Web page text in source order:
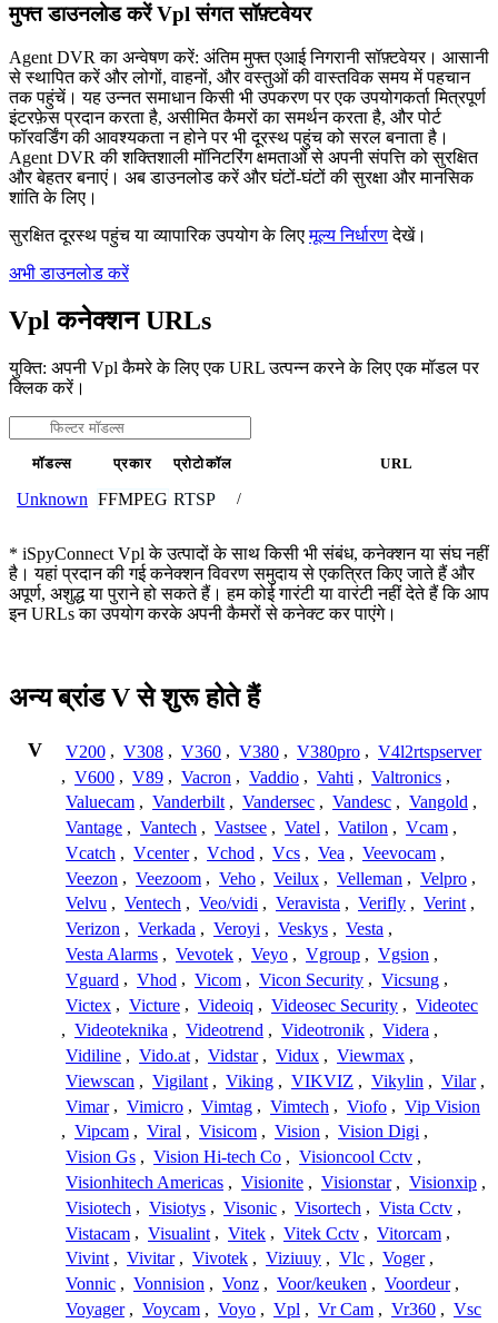
मुफ्त डाउनलोड करें Vpl संगत सॉफ़्टवेयर
Agent DVR का अन्वेषण करें: अंतिम मुफ्त एआई निगरानी सॉफ़्टवेयर। आसानी
से स्थापित करें और लोगों, वाहनों, और वस्तुओं की वास्तविक समय में पहचान
तक पहुंचें। यह उन्नत समाधान किसी भी उपकरण पर एक उपयोगकर्ता मित्रपूर्ण
इंटरफ़ेस प्रदान करता है, असीमित कैमरों का समर्थन करता है, और पोर्ट
फॉरवर्डिंग की आवश्यकता न होने पर भी दूरस्थ पहुंच को सरल बनाता है।
Agent DVR की शक्तिशाली मॉनिटरिंग क्षमताओं से अपनी संपत्ति को सुरक्षित
और बेहतर बनाएं। अब डाउनलोड करें और घंटों-घंटों की सुरक्षा और मानसिक
शांति के लिए।
सुरक्षित दूरस्थ पहुंच या व्यापारिक उपयोग के लिएमूल्य निर्धारणदेखें।
अभी डाउनलोड करें
Vpl कनेक्शन URLs
युक्ति: अपनी Vpl कैमरे के लिए एक URL उत्पन्न करने के लिए एक मॉडल पर
क्लिक करें।
मॉडल्स प्रकार प्रोटोकॉल URL
Unknown FFMPEG RTSP /
* iSpyConnect Vpl के उत्पादों के साथ किसी भी संबंध, कनेक्शन या संघ नहीं
है। यहां प्रदान की गई कनेक्शन विवरण समुदाय से एकत्रित किए जाते हैं और
अपूर्ण, अशुद्ध या पुराने हो सकते हैं। हम कोई गारंटी या वारंटी नहीं देते हैं कि आप
इन URLs का उपयोग करके अपनी कैमरों से कनेक्ट कर पाएंगे।
अन्य ब्रांड V से शुरू होते हैं
V V200 , V308 , V360 , V380 , V380pro , V4l2rtspserver
, V600 , V89 , Vacron , Vaddio , Vahti , Valtronics ,
Valuecam , Vanderbilt , Vandersec , Vandesc , Vangold ,
Vantage , Vantech , Vastsee , Vatel , Vatilon , Vcam ,
Vcatch , Vcenter , Vchod , Vcs , Vea , Veevocam ,
Veezon , Veezoom , Veho , Veilux , Velleman , Velpro ,
Velvu , Ventech , Veo/vidi , Veravista , Verifly , Verint ,
Verizon , Verkada , Veroyi , Veskys , Vesta ,
Vesta Alarms , Vevotek , Veyo , Vgroup , Vgsion ,
Vguard , Vhod , Vicom , Vicon Security , Vicsung ,
Victex , Victure , Videoiq , Videosec Security , Videotec
, Videoteknika , Videotrend , Videotronik , Videra ,
Vidiline , Vido.at , Vidstar , Vidux , Viewmax ,
Viewscan , Vigilant , Viking , VIKVIZ , Vikylin , Vilar ,
Vimar , Vimicro , Vimtag , Vimtech , Viofo , Vip Vision
, Vipcam , Viral , Visicom , Vision , Vision Digi ,
Vision Gs , Vision Hi-tech Co , Visioncool Cctv ,
Visionhitech Americas , Visionite , Visionstar , Visionxip ,
Visiotech , Visiotys , Visonic , Visortech , Vista Cctv ,
Vistacam , Visualint , Vitek , Vitek Cctv , Vitorcam ,
Vivint , Vivitar , Vivotek , Viziuuy , Vlc , Voger ,
Vonnic , Vonnision , Vonz , Voor/keuken , Voordeur ,
Voyager , Voycam , Voyo , Vpl , Vr Cam , Vr360 , Vsc